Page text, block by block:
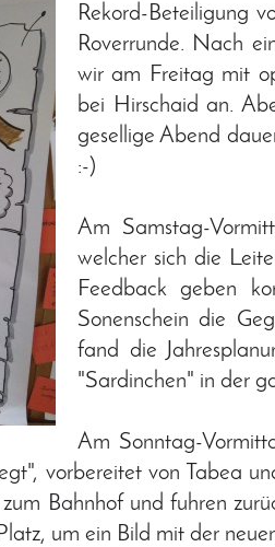
Rekord-Beteiligung
Roverrunde. Nach
wir am Freitag mit
bei Hirschaid an.
gesellige Abend
:-)
Am Samstag-
welcher sich die
Feedback geben
Sonenschein die
fand die
"Sardinchen" in der
Am Sonntag-
vorbereitet von Tabea
Bahnhof und fuhren
um ein Bild mit der